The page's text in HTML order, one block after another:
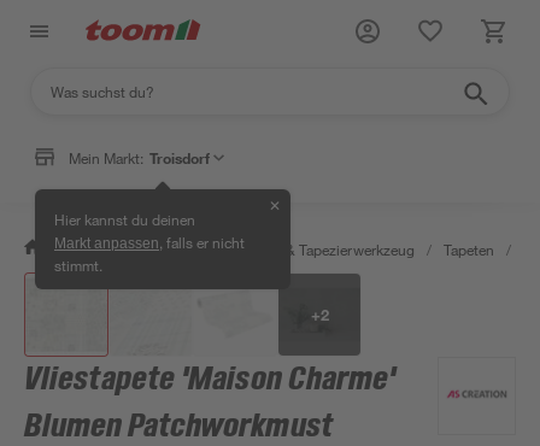
Mein Markt: Troisdorf
Hier kannst du deinen
Markt anpassen , falls er nicht
stimmt.
✕
/ Wohnen & Haushalt / Tapeten & Tapezierwerkzeug / Tapeten /
+2
Vliestapete 'Maison Charme'
Blumen Patchworkmust